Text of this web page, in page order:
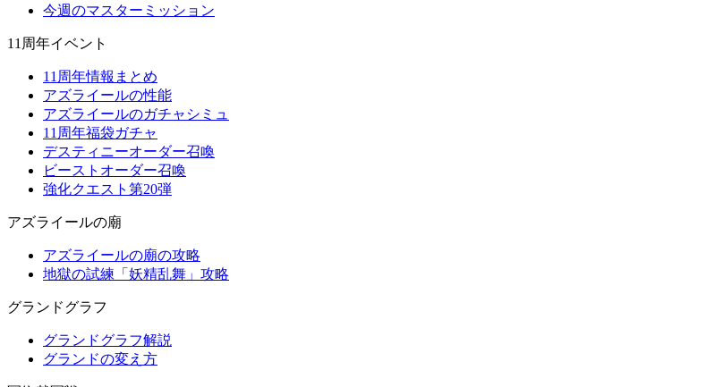
今週のマスターミッション
11周年イベント
11周年情報まとめ
アズライールの性能
アズライールのガチャシミュ
11周年福袋ガチャ
デスティニーオーダー召喚
ビーストオーダー召喚
強化クエスト第20弾
アズライールの廟
アズライールの廟の攻略
地獄の試練「妖精乱舞」攻略
グランドグラフ
グランドグラフ解説
グランドの変え方